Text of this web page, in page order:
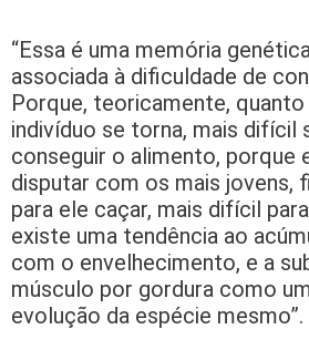
“Essa é uma memória
associada à dificuldade de
Porque, teoricamente,
indivíduo se torna, mais difícil
conseguir o alimento, porque
disputar com os mais jovens,
para ele caçar, mais difícil
existe uma tendência ao
com o envelhecimento, e a
músculo por gordura como
evolução da espécie mesmo”.